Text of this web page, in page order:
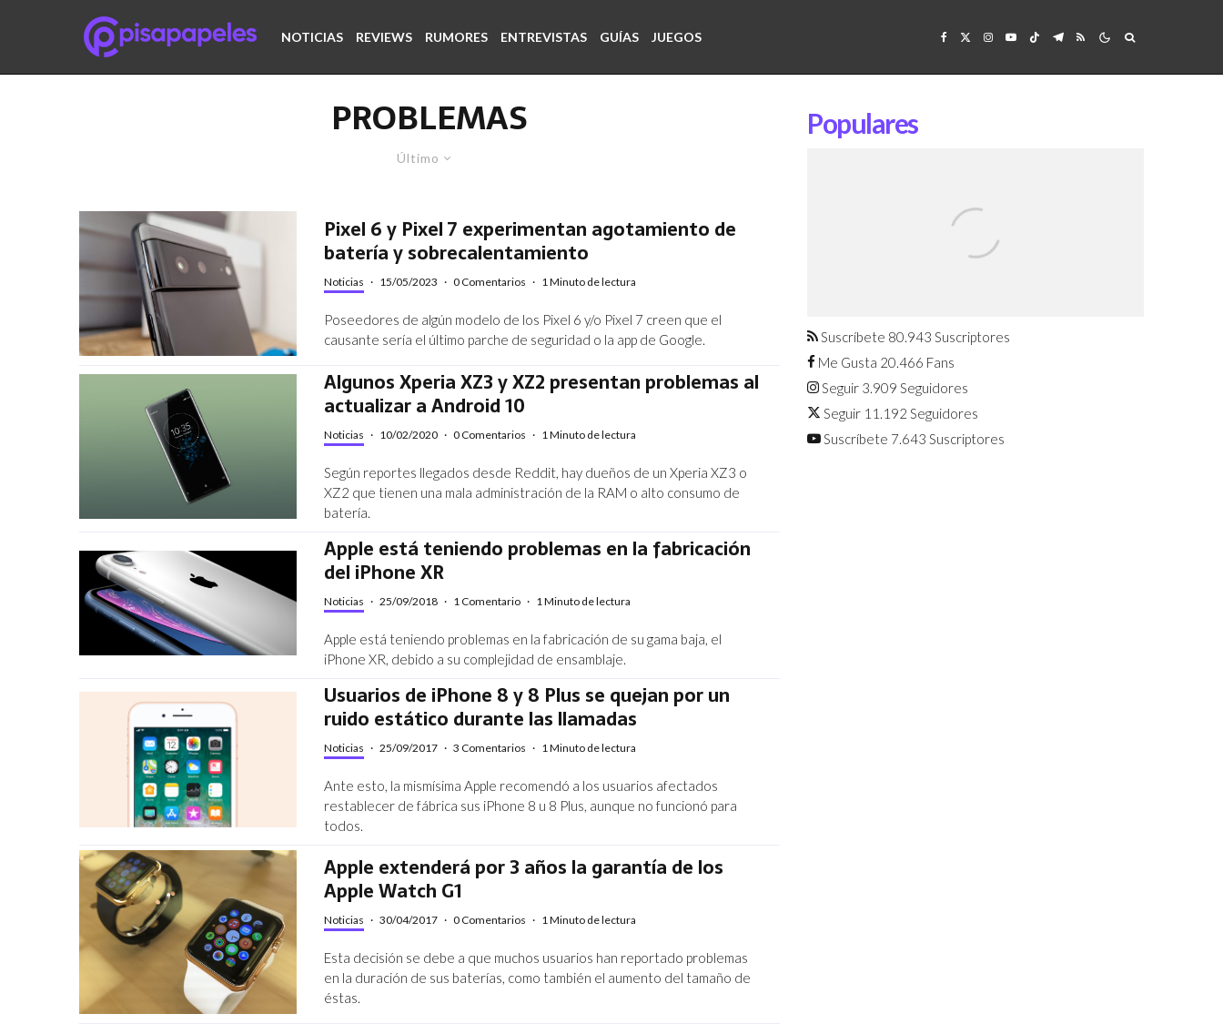
NOTICIAS REVIEWS RUMORES ENTREVISTAS GUÍAS JUEGOS
PROBLEMAS
Último
Pixel 6 y Pixel 7 experimentan agotamiento de
batería y sobrecalentamiento
Noticias · 15/05/2023 · 0 Comentarios · 1 Minuto de lectura
Poseedores de algún modelo de los Pixel 6 y/o Pixel 7 creen que el
causante sería el último parche de seguridad o la app de Google.
Algunos Xperia XZ3 y XZ2 presentan problemas al
actualizar a Android 10
Noticias · 10/02/2020 · 0 Comentarios · 1 Minuto de lectura
Según reportes llegados desde Reddit, hay dueños de un Xperia XZ3 o
XZ2 que tienen una mala administración de la RAM o alto consumo de
batería.
Apple está teniendo problemas en la fabricación
del iPhone XR
Noticias · 25/09/2018 · 1 Comentario · 1 Minuto de lectura
Apple está teniendo problemas en la fabricación de su gama baja, el
iPhone XR, debido a su complejidad de ensamblaje.
Usuarios de iPhone 8 y 8 Plus se quejan por un
ruido estático durante las llamadas
Noticias · 25/09/2017 · 3 Comentarios · 1 Minuto de lectura
Ante esto, la mismísima Apple recomendó a los usuarios afectados
restablecer de fábrica sus iPhone 8 u 8 Plus, aunque no funcionó para
todos.
Apple extenderá por 3 años la garantía de los
Apple Watch G1
Noticias · 30/04/2017 · 0 Comentarios · 1 Minuto de lectura
Esta decisión se debe a que muchos usuarios han reportado problemas
en la duración de sus baterías, como también el aumento del tamaño de
éstas.
Populares
agosto
Suscríbete 80.943 Suscriptores
Me Gusta 20.466 Fans
Seguir 3.909 Seguidores
Seguir 11.192 Seguidores
Suscríbete 7.643 Suscriptores